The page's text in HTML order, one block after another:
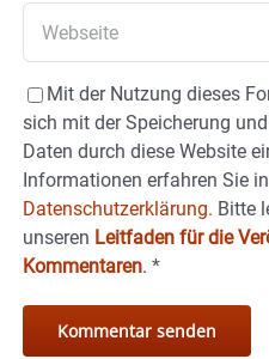
Mit der Nutzung dieses
sich mit der Speicherung
Daten durch diese Website
Informationen erfahren Sie
Datenschutzerklärung. Bitte
unseren Leitfaden für die
Kommentaren. *